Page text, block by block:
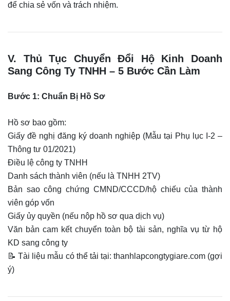
để chia sẻ vốn và trách nhiệm.
V. Thủ Tục Chuyển Đổi Hộ Kinh Doanh
Sang Công Ty TNHH – 5 Bước Cần Làm
Bước 1: Chuẩn Bị Hồ Sơ
Hồ sơ bao gồm:
Giấy đề nghị đăng ký doanh nghiệp (Mẫu tại Phụ lục I-2 –
Thông tư 01/2021)
Điều lệ công ty TNHH
Danh sách thành viên (nếu là TNHH 2TV)
Bản sao công chứng CMND/CCCD/hộ chiếu của thành
viên góp vốn
Giấy ủy quyền (nếu nộp hồ sơ qua dịch vụ)
Văn bản cam kết chuyển toàn bộ tài sản, nghĩa vụ từ hộ
KD sang công ty
📝 Tài liệu mẫu có thể tải tại: thanhlapcongtygiare.com (gợi
ý)